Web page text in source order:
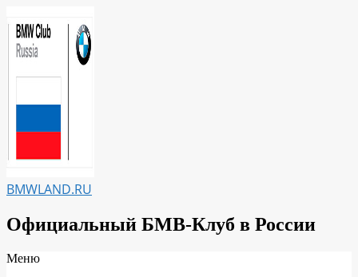
к
содержимому
BMWLAND.RU
Официальный БМВ-Клуб в России
Вторичное
Меню